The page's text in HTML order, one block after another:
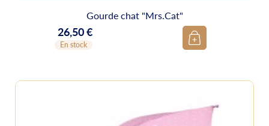
Gourde chat "Mrs.Cat"
Prix
26,50 €
En stock